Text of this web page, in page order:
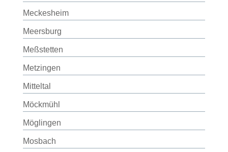
Meckesheim
Meersburg
Meßstetten
Metzingen
Mitteltal
Möckmühl
Möglingen
Mosbach